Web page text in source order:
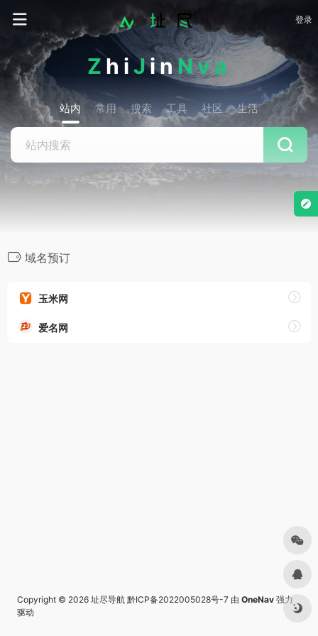
登录
ZhiJinNva
站内 常用 搜索 工具 社区 生活
域名预订
玉米网
爱名网
Copyright © 2026 址尽导航 黔ICP备2022005028号-7 由 OneNav 强力
驱动